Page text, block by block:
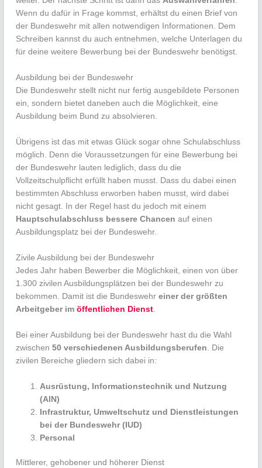
Wenn du dafür in Frage kommst, erhältst du einen Brief von
der Bundeswehr mit allen notwendigen Informationen. Dem
Schreiben kannst du auch entnehmen, welche Unterlagen du
für deine weitere Bewerbung bei der Bundeswehr benötigst.
Ausbildung bei der Bundeswehr
Die Bundeswehr stellt nicht nur fertig ausgebildete Personen
ein, sondern bietet daneben auch die Möglichkeit, eine
Ausbildung beim Bund zu absolvieren.
Übrigens ist das mit etwas Glück sogar ohne Schulabschluss
möglich. Denn die Voraussetzungen für eine Bewerbung bei
der Bundeswehr lauten lediglich, dass du die
Vollzeitschulpflicht erfüllt haben musst. Dass du dabei einen
bestimmten Abschluss erworben haben musst, wird dabei
nicht gesagt. In der Regel hast du jedoch mit einem
Hauptschulabschluss bessere Chancen auf einen
Ausbildungsplatz bei der Bundeswehr.
Zivile Ausbildung bei der Bundeswehr
Jedes Jahr haben Bewerber die Möglichkeit, einen von über
1.300 zivilen Ausbildungsplätzen bei der Bundeswehr zu
bekommen. Damit ist die Bundeswehreiner der größten
Arbeitgeber imöffentlichen Dienst.
Bei einer Ausbildung bei der Bundeswehr hast du die Wahl
zwischen50 verschiedenen Ausbildungsberufen . Die
zivilen Bereiche gliedern sich dabei in:
Ausrüstung, Informationstechnik und Nutzung
(AIN)
Infrastruktur, Umweltschutz und Dienstleistungen
bei der Bundeswehr (IUD)
Personal
Mittlerer, gehobener und höherer Dienst